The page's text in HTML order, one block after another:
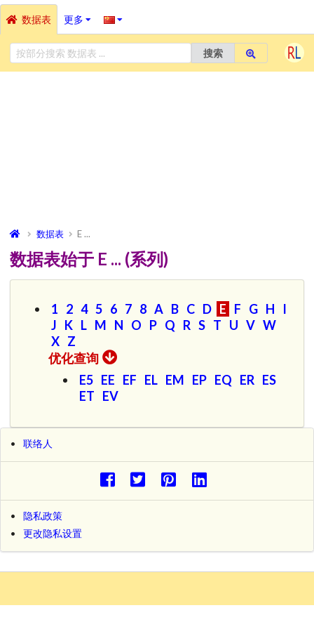
数据表 更多
搜索
数据表 E ...
数据表始于 E ... (系列)
1 2 4 5 6 7 8 A B C D E F G H
I
J K L M N O P Q R S T U V W
X Z
优化查询
E5 EE EF EL EM EP EQ ER ES
ET EV
联络人
隐私政策
更改隐私设置